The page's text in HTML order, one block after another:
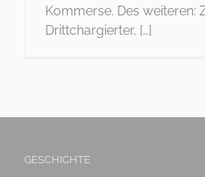
Kommerse. Des weiteren:
Drittchargierter, […]
GESCHICHTE